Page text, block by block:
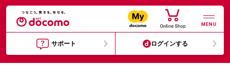
MENU
サポート ログインする